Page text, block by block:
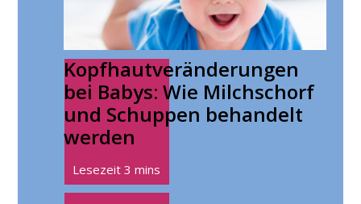
Kopfhautveränderungen
bei Babys: Wie Milchschorf
und Schuppen behandelt
werden